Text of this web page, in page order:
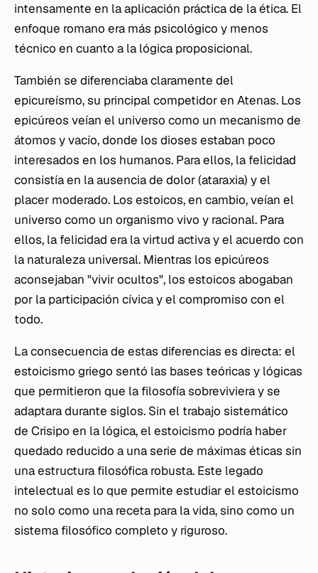
intensamente en la aplicación práctica de la ética. El
enfoque romano era más psicológico y menos
técnico en cuanto a la lógica proposicional.
También se diferenciaba claramente del
epicureísmo, su principal competidor en Atenas. Los
epicúreos veían el universo como un mecanismo de
átomos y vacío, donde los dioses estaban poco
interesados en los humanos. Para ellos, la felicidad
consistía en la ausencia de dolor (ataraxia) y el
placer moderado. Los estoicos, en cambio, veían el
universo como un organismo vivo y racional. Para
ellos, la felicidad era la virtud activa y el acuerdo con
la naturaleza universal. Mientras los epicúreos
aconsejaban "vivir ocultos", los estoicos abogaban
por la participación cívica y el compromiso con el
todo.
La consecuencia de estas diferencias es directa: el
estoicismo griego sentó las bases teóricas y lógicas
que permitieron que la filosofía sobreviviera y se
adaptara durante siglos. Sin el trabajo sistemático
de Crisipo en la lógica, el estoicismo podría haber
quedado reducido a una serie de máximas éticas sin
una estructura filosófica robusta. Este legado
intelectual es lo que permite estudiar el estoicismo
no solo como una receta para la vida, sino como un
sistema filosófico completo y riguroso.